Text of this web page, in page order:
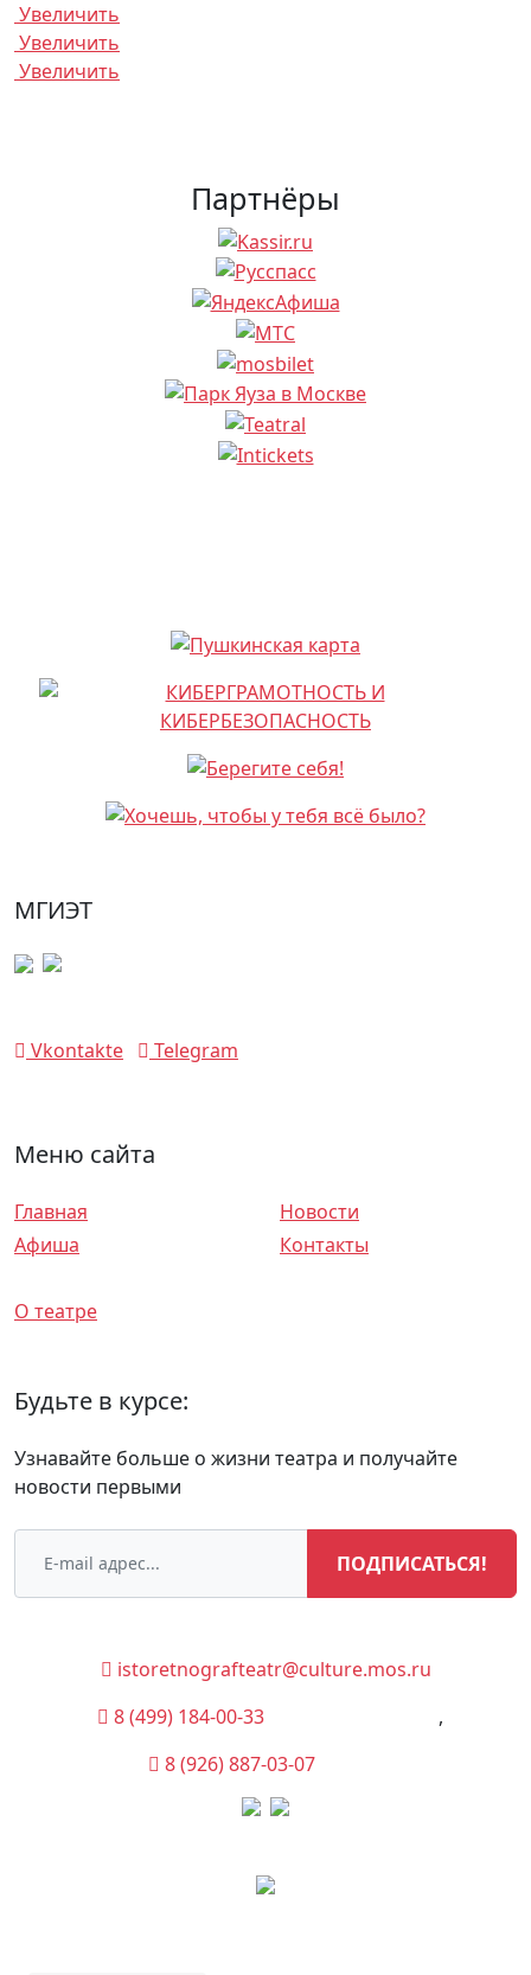
Увеличить
Увеличить
Увеличить
Партнёры
МГИЭТ
Vkontakte Telegram
Меню сайта
Главная
Афиша
О театре
Новости
Контакты
Будьте в курсе:
Узнавайте больше о жизни театра и получайте
новости первыми
ПОДПИСАТЬСЯ!
istoretnografteatr@culture.mos.ru
8 (499) 184-00-33
,
8 (926) 887-03-07